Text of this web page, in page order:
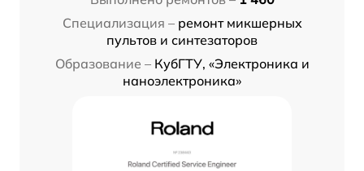
Специализация – ремонт микшерных
пультов и синтезаторов
Образование – КубГТУ, «Электроника и
наноэлектроника»